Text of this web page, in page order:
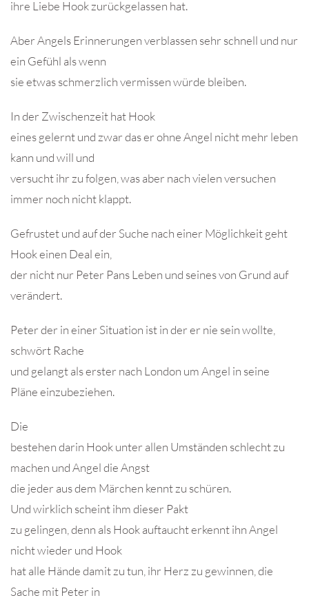
ihre Liebe Hook zurückgelassen hat.
Aber Angels Erinnerungen verblassen sehr schnell und nur
ein Gefühl als wenn
sie etwas schmerzlich vermissen würde bleiben.
In der Zwischenzeit hat Hook
eines gelernt und zwar das er ohne Angel nicht mehr leben
kann und will und
versucht ihr zu folgen, was aber nach vielen versuchen
immer noch nicht klappt.
Gefrustet und auf der Suche nach einer Möglichkeit geht
Hook einen Deal ein,
der nicht nur Peter Pans Leben und seines von Grund auf
verändert.
Peter der in einer Situation ist in der er nie sein wollte,
schwört Rache
und gelangt als erster nach London um Angel in seine
Pläne einzubeziehen.
Die
bestehen darin Hook unter allen Umständen schlecht zu
machen und Angel die Angst
die jeder aus dem Märchen kennt zu schüren.
Und wirklich scheint ihm dieser Pakt
zu gelingen, denn als Hook auftaucht erkennt ihn Angel
nicht wieder und Hook
hat alle Hände damit zu tun, ihr Herz zu gewinnen, die
Sache mit Peter in